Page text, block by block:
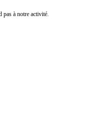
à notre activité.